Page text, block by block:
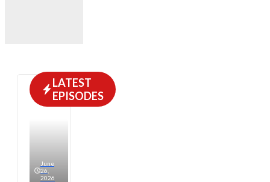
LATEST
EPISODES
June
26,
2026